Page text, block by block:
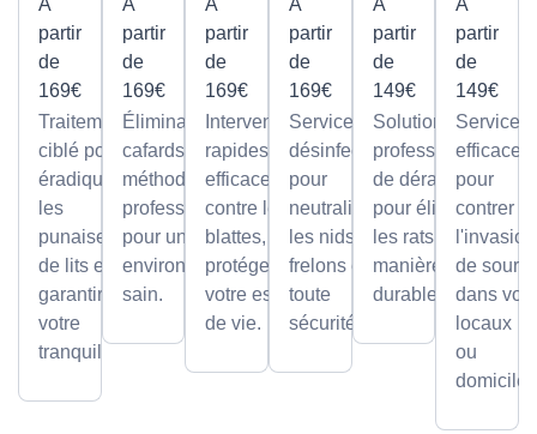
À
partir
de
169€
Traitement
ciblé pour
éradiquer
les
punaises
de lits et
garantir
votre
tranquillité.
À
partir
de
169€
Élimination des
cafards avec des
méthodes
professionnelles,
pour un
environnement
sain.
À
partir
de
169€
Interventions
rapides et
efficaces
contre les
blattes, pour
protéger
votre espace
de vie.
À
partir
de
169€
Services de
désinfection
pour
neutraliser
les nids de
frelons en
toute
sécurité.
À
partir
de
149€
Solutions
professionnelles
de dératisation
pour éliminer
les rats de
manière sûre et
durable.
À
partir
de
149€
Services
efficaces
pour
contrer
l'invasion
de souris
dans vos
locaux
ou
domicile.